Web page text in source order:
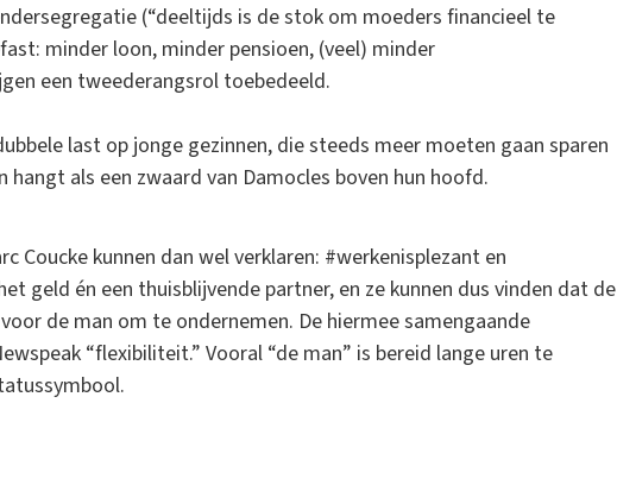
(“deeltijds is de stok om moeders financieel te
minder loon, minder pensioen, (veel) minder
een tweederangsrol toebedeeld.
last op jonge gezinnen, die steeds meer moeten gaan sparen
als een zwaard van Damocles boven hun hoofd.
Coucke kunnen dan wel verklaren: #werkenisplezant en
geld én een thuisblijvende partner, en ze kunnen dus vinden dat de
de man om te ondernemen. De hiermee samengaande
“flexibiliteit.” Vooral “de man” is bereid lange uren te